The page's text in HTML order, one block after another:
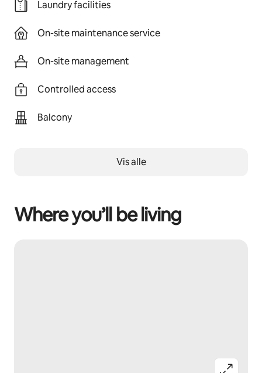
Laundry facilities
On-site maintenance service
On-site management
Controlled access
Balcony
Vis alle
Where you’ll be living